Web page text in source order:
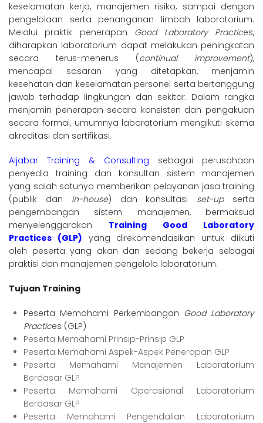
keselamatan kerja, manajemen risiko, sampai dengan
pengelolaan serta penanganan limbah laboratorium.
Melalui praktik penerapan Good Laboratory Practices,
diharapkan laboratorium dapat melakukan peningkatan
secara terus-menerus (continual improvement),
mencapai sasaran yang ditetapkan, menjamin
kesehatan dan keselamatan personel serta bertanggung
jawab terhadap lingkungan dan sekitar. Dalam rangka
menjamin penerapan secara konsisten dan pengakuan
secara formal, umumnya laboratorium mengikuti skema
akreditasi dan sertifikasi.
Aljabar Training & Consulting sebagai perusahaan
penyedia training dan konsultan sistem manajemen
yang salah satunya memberikan pelayanan jasa training
(publik dan in-house) dan konsultasi set-upserta
pengembangan sistem manajemen, bermaksud
menyelenggarakan Training Good Laboratory
Practices (GLP) yang direkomendasikan untuk diikuti
oleh peserta yang akan dan sedang bekerja sebagai
praktisi dan manajemen pengelola laboratorium.
Tujuan Training
Peserta Memahami Perkembangan Good Laboratory
Practices (GLP)
Peserta Memahami Prinsip-Prinsip GLP
Peserta Memahami Aspek-Aspek Penerapan GLP
Peserta Memahami Manajemen Laboratorium
Berdasar GLP
Peserta Memahami Operasional Laboratorium
Berdasar GLP
Peserta Memahami Pengendalian Laboratorium